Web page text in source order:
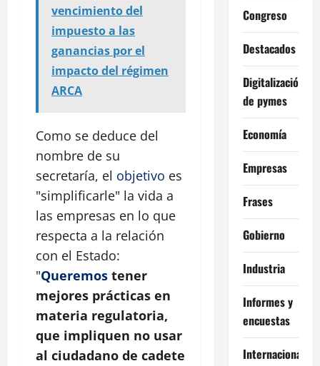
vencimiento del
impuesto a las
ganancias por el
impacto del régimen
ARCA
Como se deduce del
nombre de su
secretaría, el objetivo es
"simplificarle" la vida a
las empresas en lo que
respecta a la relación
con el Estado:
"Queremos tener
mejores prácticas en
materia regulatoria,
que impliquen no usar
al ciudadano de cadete
Congreso
Destacados
Digitalización
de pymes
Economía
Empresas
Frases
Gobierno
Industria
Informes y
encuestas
Internacional